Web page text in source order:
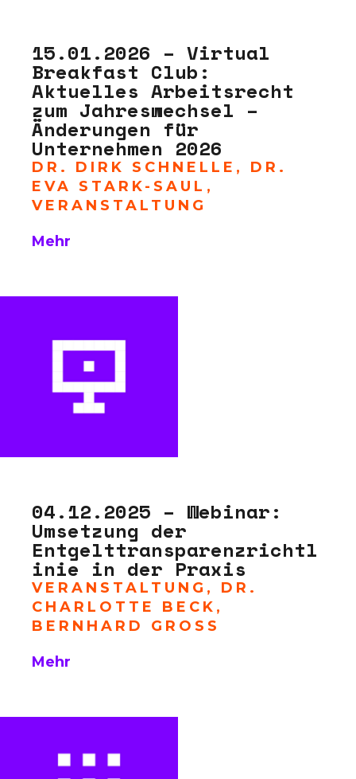
15.01.2026 – Virtual
Breakfast Club:
Aktuelles Arbeitsrecht
zum Jahreswechsel –
Änderungen für
Unternehmen 2026
DR. DIRK SCHNELLE , DR.
EVA STARK-SAUL ,
VERANSTALTUNG
Mehr
04.12.2025 – Webinar:
Umsetzung der
Entgelttransparenzrichtl
inie in der Praxis
VERANSTALTUNG , DR.
CHARLOTTE BECK ,
BERNHARD GROSS
Mehr